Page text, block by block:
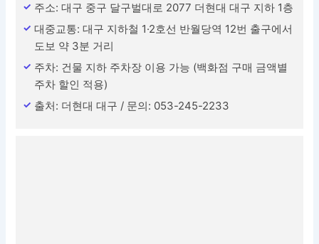
주소: 대구 중구 달구벌대로 2077 더현대 대구 지하 1층
대중교통: 대구 지하철 1·2호선 반월당역 12번 출구에서
도보 약 3분 거리
주차: 건물 지하 주차장 이용 가능 (백화점 구매 금액별
주차 할인 적용)
출처: 더현대 대구 / 문의: 053-245-2233